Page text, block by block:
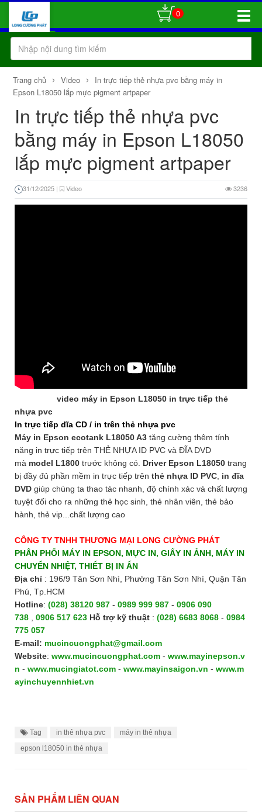
Toggle
0
Trang chủ › Video ›
In trực tiếp thẻ nhựa pvc bằng máy in
Epson L18050 lắp mực pigment artpaper
In trực tiếp thẻ nhựa pvc
bằng máy in Epson L18050
lắp mực pigment artpaper
31/12/2025 | Video 3236
video máy in Epson L18050 in trực tiếp thẻ
nhựa pvc
In trực tiếp dĩa CD / in trên thẻ nhựa pvc
Máy in Epson ecotank L18050 A3 tăng cường thêm tính
năng in trực tiếp trên THẺ NHỰA ID PVC và ĐĨA DVD
mà model L1800 trước không có. Driver Epson L18050 trang
bị đầy đủ phần mềm in trực tiếp trên thẻ nhựa ID PVC in đĩa
DVD giúp chúng ta thao tác nhanh, độ chính xác và chất lượng
tuyệt đối cho ra những thẻ học sinh, thẻ nhân viên, thẻ bảo
hành, thẻ vip...chất lượng cao
CÔNG TY TNHH THƯƠNG MẠI LONG CƯỜNG PHÁT
PHÂN PHỐI MÁY IN EPSON, MỰC IN, GIẤY IN ẢNH, MÁY IN
CHUYỂN NHIỆT, THIẾT BỊ IN ẤN
Địa chỉ : 196/9 Tân Sơn Nhì, Phường Tân Sơn Nhì, Quận Tân
Phú, Tp.HCM
Hotline: (028) 38120 987 - 0989 999 987 - 0906 090
738
0906 517 623 Hỗ trợ kỹ thuật : (028) 6683 8068 - 0984
775 057
E-mail: mucincuongphat@gmail.com
Website: www.mucincuongphat.com - www.mayinepson.v
n - www.mucingiatot.com - www.mayinsaigon.vn - www.m
ayinchuyennhiet.vn
Tag in thẻ nhựa pvc
máy in thẻ nhựa
epson l18050 in thẻ nhựa
SẢN PHẨM LIÊN QUAN